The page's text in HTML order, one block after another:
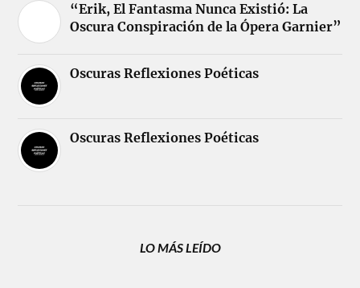
“Erik, El Fantasma Nunca Existió: La
Oscura Conspiración de la Ópera Garnier”
Oscuras Reflexiones Poéticas
Oscuras Reflexiones Poéticas
LO MÁS LEÍDO